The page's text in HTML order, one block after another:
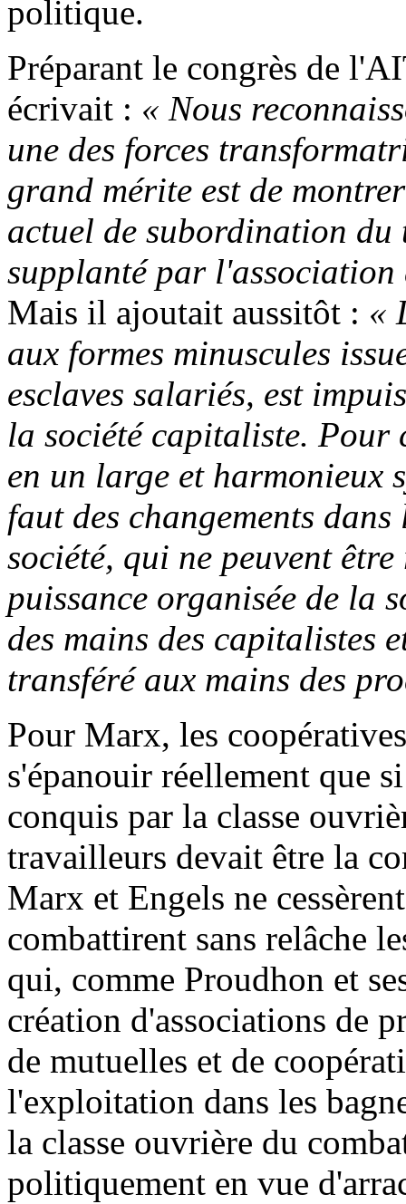
politique.
Préparant le congrès de
écrivait : « Nous
une des forces
grand mérite est de
actuel de subordination
supplanté par l'association
Mais il ajoutait aussitôt : «
aux formes minuscules
esclaves salariés, est
la société capitaliste.
en un large et harmonieux
faut des changements
société, qui ne peuvent
puissance organisée de la
des mains des capitalistes
transféré aux mains des
Pour Marx, les
s'épanouir réellement que
conquis par la classe
travailleurs devait être la
Marx et Engels ne
combattirent sans relâche
qui, comme Proudhon et
création d'associations de
de mutuelles et de
l'exploitation dans les
la classe ouvrière du
politiquement en vue